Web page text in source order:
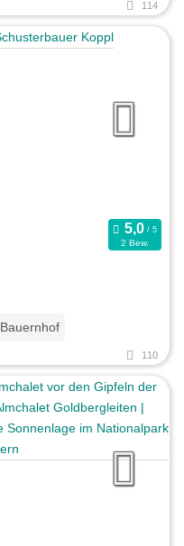
114
2 Bew.
Bauernhof
110